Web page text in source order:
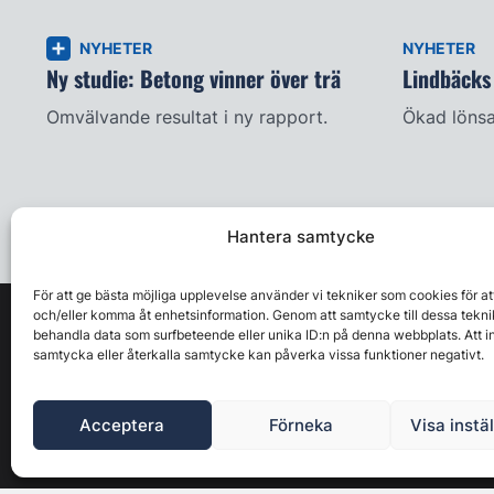
Hantera samtycke
För att ge bästa möjliga upplevelse använder vi tekniker som cookies för
och/eller komma åt enhetsinformation. Genom att samtycke till dessa
behandla data som surfbeteende eller unika ID:n på denna webbplats. Att
samtycka eller återkalla samtycke kan påverka vissa funktioner negativt.
Acceptera Förneka Visa
NYHETER
Ny studie: Betong vinner över trä
Omvälvande resultat i ny rapport.
NYHETER
Ökad